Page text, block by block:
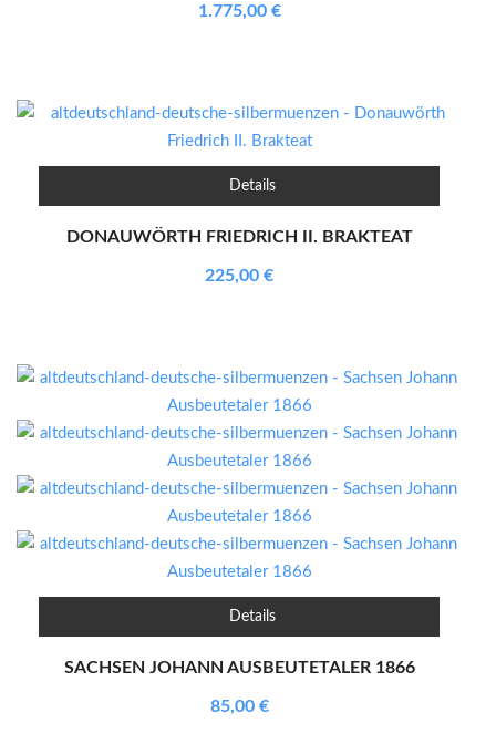
1.775,00 €
Details
DONAUWÖRTH FRIEDRICH II. BRAKTEAT
225,00 €
Details
SACHSEN JOHANN AUSBEUTETALER 1866
85,00 €